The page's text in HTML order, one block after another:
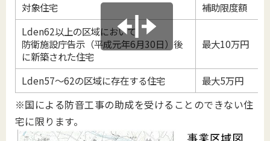
対象住宅
補助限度額
Lden62以上の区域において
防衛施設庁告示（平成元年6月30日）後
に新築された住宅
最大10万円
Lden57～62の区域に存在する住宅 最大5万円
※国による防音工事の助成を受けることのできない住
宅に限ります。